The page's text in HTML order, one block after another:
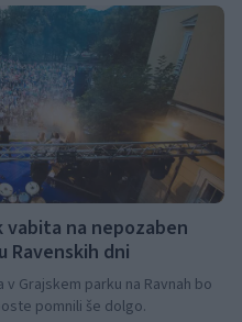
vabita na nepozaben
Ravenskih dni
Grajskem parku na Ravnah bo
pomnili še dolgo.